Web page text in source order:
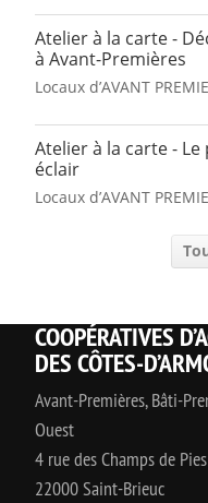
Atelier à la carte -
à Avant-Premières
Locaux d’AVANT
Atelier à la carte -
éclair
Locaux d’AVANT
COOPÉRATIVES
DES CÔTES-
Avant-Premières, Bâti-
Ouest
4 rue des Champs de Pies
22000 Saint-Brieuc